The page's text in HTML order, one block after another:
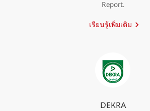
Report.
เรียนรู้เพิ่มเติม
DEKRA